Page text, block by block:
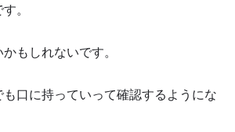
。
もしれないです。
口に持っていって確認するようにな